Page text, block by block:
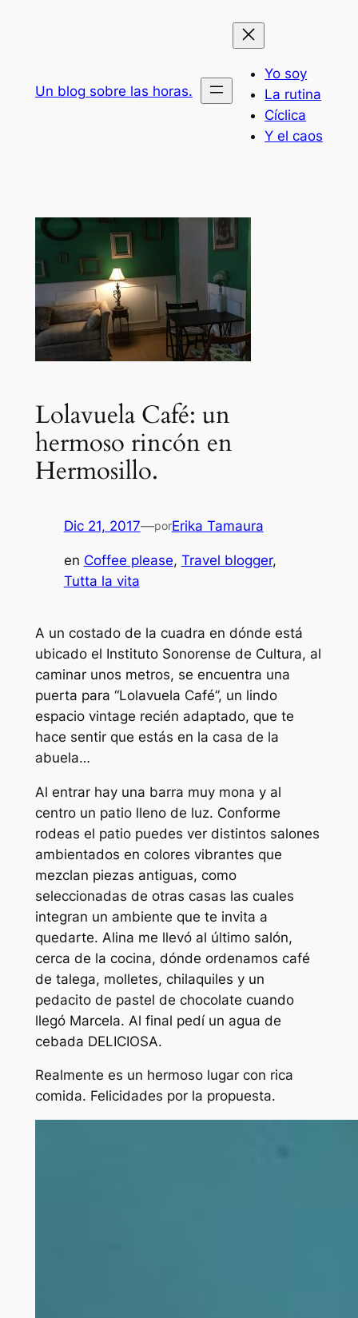
Un blog sobre las horas.
Yo soy
La rutina
Cíclica
Y el caos
Lolavuela Café: un
hermoso rincón en
Hermosillo.
Dic 21, 2017—porErika Tamaura
en Coffee please, Travel blogger
Tutta la vita
A un costado de la cuadra en dónde está
ubicado el Instituto Sonorense de Cultura, al
caminar unos metros, se encuentra una
puerta para “Lolavuela Café”, un lindo
espacio vintage recién adaptado, que te
hace sentir que estás en la casa de la
abuela…
Al entrar hay una barra muy mona y al
centro un patio lleno de luz. Conforme
rodeas el patio puedes ver distintos salones
ambientados en colores vibrantes que
mezclan piezas antiguas, como
seleccionadas de otras casas las cuales
integran un ambiente que te invita a
quedarte. Alina me llevó al último salón,
cerca de la cocina, dónde ordenamos café
de talega, molletes, chilaquiles y un
pedacito de pastel de chocolate cuando
llegó Marcela. Al final pedí un agua de
cebada DELICIOSA.
Realmente es un hermoso lugar con rica
comida. Felicidades por la propuesta.